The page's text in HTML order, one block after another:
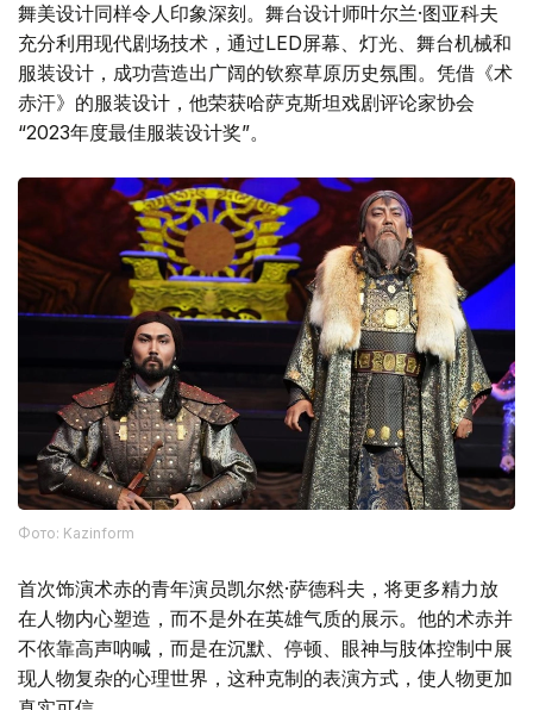
舞美设计同样令人印象深刻。舞台设计师叶尔兰·图亚科夫
充分利用现代剧场技术，通过LED屏幕、灯光、舞台机械和
服装设计，成功营造出广阔的钦察草原历史氛围。凭借《术
赤汗》的服装设计，他荣获哈萨克斯坦戏剧评论家协会
“2023年度最佳服装设计奖”。
Фото: Kazinform
首次饰演术赤的青年演员凯尔然·萨德科夫，将更多精力放
在人物内心塑造，而不是外在英雄气质的展示。他的术赤并
不依靠高声呐喊，而是在沉默、停顿、眼神与肢体控制中展
现人物复杂的心理世界，这种克制的表演方式，使人物更加